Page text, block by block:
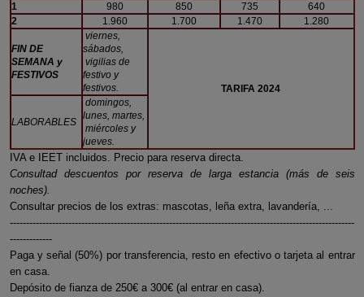
1 980 850 735
640
2
1.960 1.700 1.470 1.280
FIN DE
SEMANA y
FESTIVOS
viernes,
sábados,
vigilias de
festivo y
festivos.
TARIFA 2024
LABORABLES
domingos,
lunes, martes,
miércoles y
jueves.
IVA e IEET incluidos. Precio para reserva directa.
Consultad descuentos por reserva de larga estancia (más de seis
noches).
Consultar precios de los extras: mascotas, leña extra, lavandería, ...
----------------------------------------------------------------------------------------------------------
-------------
Paga y señal (50%) por transferencia, resto en efectivo o tarjeta al entrar
en casa.
Depósito de fianza de 250€ a 300€ (al entrar en casa).